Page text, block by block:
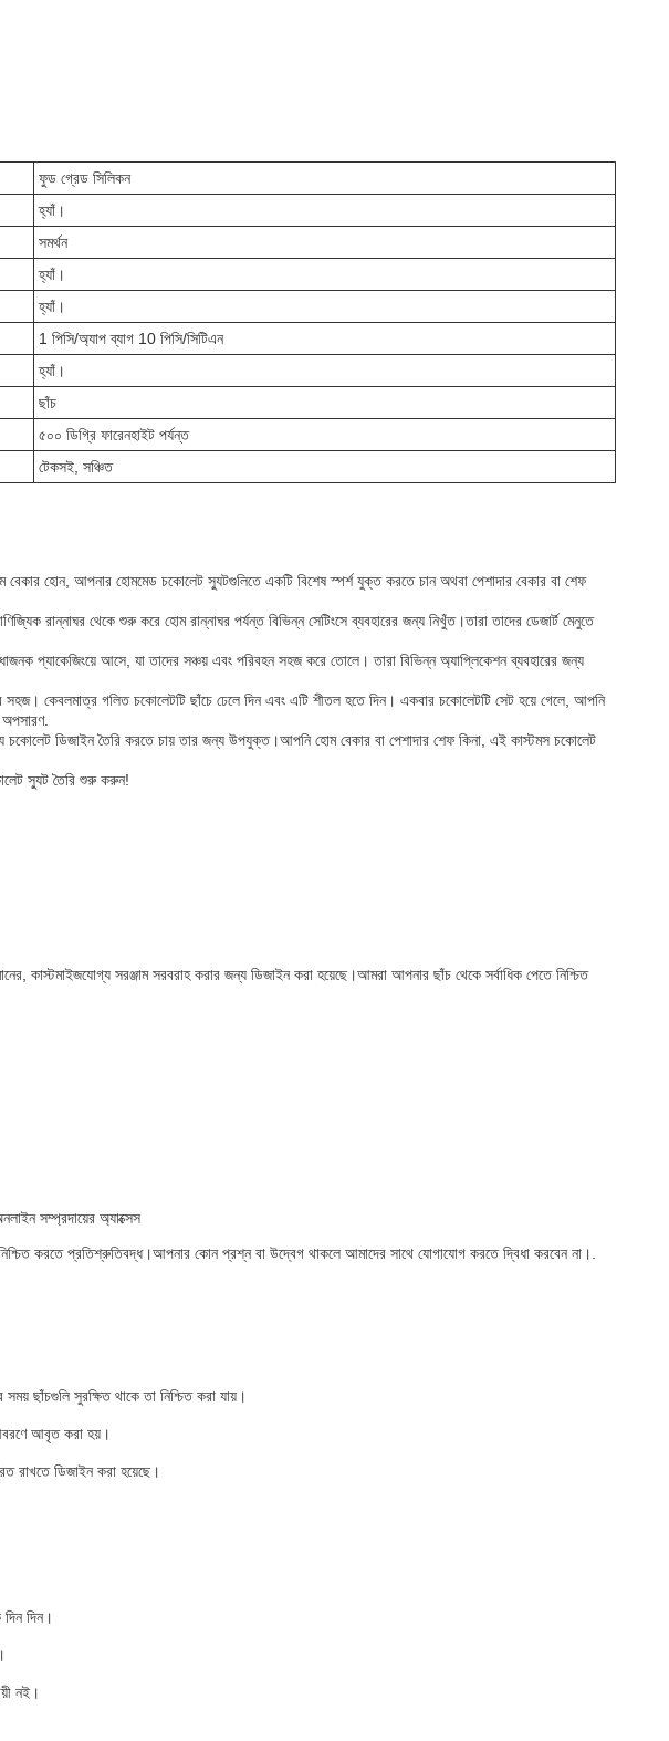
ফুড গ্রেড সিলিকন
হ্যাঁ।
সমর্থন
হ্যাঁ।
হ্যাঁ।
1 পিসি/অ্যাপ ব্যাগ 10 পিসি/সিটিএন
হ্যাঁ।
ছাঁচ
৫০০ ডিগ্রি ফারেনহাইট পর্যন্ত
টেকসই, সঞ্চিত
হোন, আপনার হোমমেড চকোলেট স্যুটগুলিতে একটি বিশেষ স্পর্শ যুক্ত করতে চান অথবা পেশাদার বেকার বা শেফ
রান্নাঘর থেকে শুরু করে হোম রান্নাঘর পর্যন্ত বিভিন্ন সেটিংসে ব্যবহারের জন্য নিখুঁত।তারা তাদের ডেজার্ট মেনুতে
প্যাকেজিংয়ে আসে, যা তাদের সঞ্চয় এবং পরিবহন সহজ করে তোলে। তারা বিভিন্ন অ্যাপ্লিকেশন ব্যবহারের জন্য
সহজ। কেবলমাত্র গলিত চকোলেটটি ছাঁচে ঢেলে দিন এবং এটি শীতল হতে দিন। একবার চকোলেটটি সেট হয়ে গেলে, আপনি
চকোলেট ডিজাইন তৈরি করতে চায় তার জন্য উপযুক্ত।আপনি হোম বেকার বা পেশাদার শেফ কিনা, এই কাস্টমস চকোলেট
স্যুট তৈরি শুরু করুন!
কাস্টমাইজযোগ্য সরঞ্জাম সরবরাহ করার জন্য ডিজাইন করা হয়েছে।আমরা আপনার ছাঁচ থেকে সর্বাধিক পেতে নিশ্চিত
সম্প্রদায়ের অ্যাক্সেস
করতে প্রতিশ্রুতিবদ্ধ।আপনার কোন প্রশ্ন বা উদ্বেগ থাকলে আমাদের সাথে যোগাযোগ করতে দ্বিধা করবেন না।.
ছাঁচগুলি সুরক্ষিত থাকে তা নিশ্চিত করা যায়।
আবৃত করা হয়।
রাখতে ডিজাইন করা হয়েছে।
দিন।
নই।